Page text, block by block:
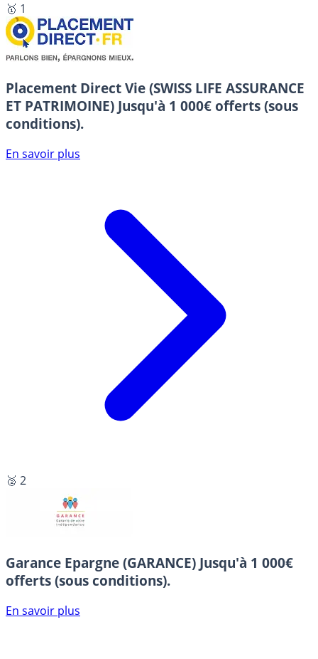
🥇 1
Placement Direct Vie (SWISS LIFE ASSURANCE
ET PATRIMOINE) Jusqu'à 1 000€ offerts (sous
conditions).
En savoir plus
🥈 2
Garance Epargne (GARANCE) Jusqu'à 1 000€
offerts (sous conditions).
En savoir plus